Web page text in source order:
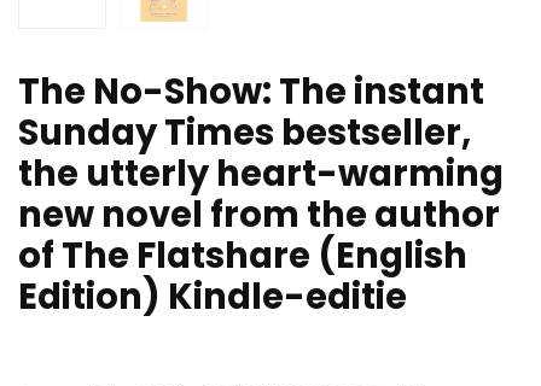
The No-Show: The instant
Sunday Times bestseller,
the utterly heart-warming
new novel from the author
of The Flatshare (English
Edition) Kindle-editie